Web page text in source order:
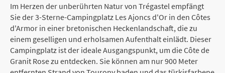
Im Herzen der unberührten Natur von Trégastel empfängt
Sie der 3-Sterne-Campingplatz Les Ajoncs d'Or in den Côtes
d'Armor in einer bretonischen Heckenlandschaft, die zu
einem geselligen und erholsamen Aufenthalt einlädt. Dieser
Campingplatz ist der ideale Ausgangspunkt, um die Côte de
Granit Rose zu entdecken. Sie können am nur 900 Meter